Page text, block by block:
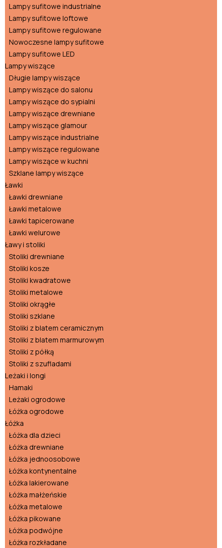
Lampy sufitowe industrialne
Lampy sufitowe loftowe
Lampy sufitowe regulowane
Nowoczesne lampy sufitowe
Lampy sufitowe LED
Lampy wiszące
Długie lampy wiszące
Lampy wiszące do salonu
Lampy wiszące do sypialni
Lampy wiszące drewniane
Lampy wiszące glamour
Lampy wiszące industrialne
Lampy wiszące regulowane
Lampy wiszące w kuchni
Szklane lampy wiszące
Ławki
Ławki drewniane
Ławki metalowe
Ławki tapicerowane
Ławki welurowe
Ławy i stoliki
Stoliki drewniane
Stoliki kosze
Stoliki kwadratowe
Stoliki metalowe
Stoliki okrągłe
Stoliki szklane
Stoliki z blatem ceramicznym
Stoliki z blatem marmurowym
Stoliki z półką
Stoliki z szufladami
Leżaki i longi
Hamaki
Leżaki ogrodowe
Łóżka ogrodowe
Łóżka
Łóżka dla dzieci
Łóżka drewniane
Łóżka jednoosobowe
Łóżka kontynentalne
Łóżka lakierowane
Łóżka małżeńskie
Łóżka metalowe
Łóżka pikowane
Łóżka podwójne
Łóżka rozkładane